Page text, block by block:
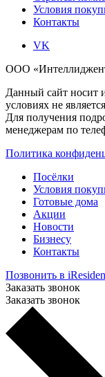
Условия
Контакты
VK
ООО
Данный сайт носит
условиях не
Для получения
менеджерам по
Политика
Посёлки
Условия
Готовые дома
Акции
Новости
Бизнесу
Контакты
Позвонить в
Заказать звонок
Заказать звонок